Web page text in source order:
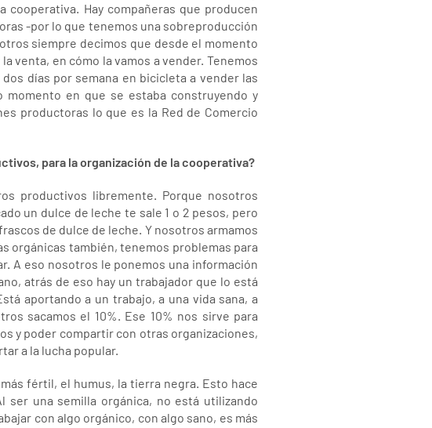
cooperativa. Hay compañeras que producen
-por lo que tenemos una sobreproducción
siempre decimos que desde el momento
venta, en cómo la vamos a vender. Tenemos
días por semana en bicicleta a vender las
momento en que se estaba construyendo y
productoras lo que es la Red de Comercio
para la organización de la cooperativa?
productivos libremente. Porque nosotros
un dulce de leche te sale 1 o 2 pesos, pero
de dulce de leche. Y nosotros armamos
orgánicas también, tenemos problemas para
A eso nosotros le ponemos una información
atrás de eso hay un trabajador que lo está
aportando a un trabajo, a una vida sana, a
sacamos el 10%. Ese 10% nos sirve para
y poder compartir con otras organizaciones,
a la lucha popular.
fértil, el humus, la tierra negra. Esto hace
ser una semilla orgánica, no está utilizando
con algo orgánico, con algo sano, es más